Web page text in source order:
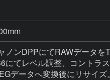
ノンDPPにてRAWデータを
にてレベル調整、コントラ
データへ変換後にリサイズ。